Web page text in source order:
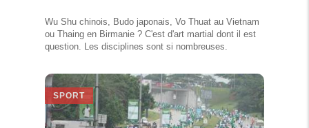
Wu Shu chinois, Budo japonais, Vo Thuat au Vietnam
ou Thaing en Birmanie ? C'est d'art martial dont il est
question. Les disciplines sont si nombreuses.
SPORT